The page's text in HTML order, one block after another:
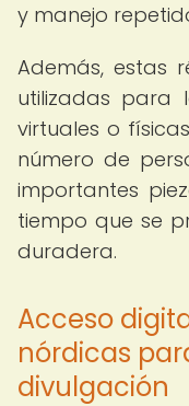
y manejo
Además, estas
utilizadas para
virtuales o
número de
importantes
tiempo que se
duradera.
Acceso
nórdicas
divulgación